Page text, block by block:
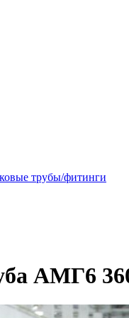
трубы/фитинги
АМГ6